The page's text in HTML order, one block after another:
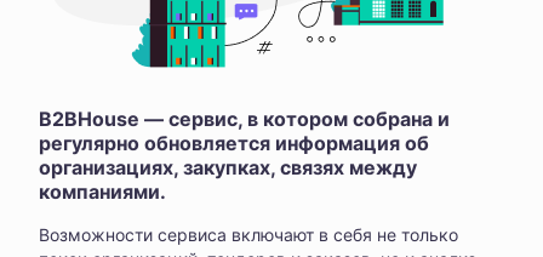
B2BHouse — сервис, в котором собрана и
регулярно обновляется информация об
организациях, закупках, связях между
компаниями.
Возможности сервиса включают в себя не только